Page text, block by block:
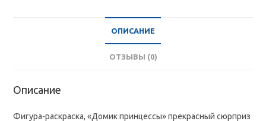
ОПИСАНИЕ
ОТЗЫВЫ (0)
Описание
Фигура-раскраска, «Домик принцессы» прекрасный сюрприз